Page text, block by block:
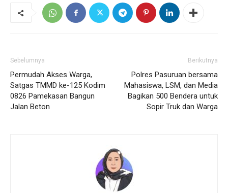
Sebelumnya
Permudah Akses Warga,
Satgas TMMD ke-125 Kodim
0826 Pamekasan Bangun
Jalan Beton
Berikutnya
Polres Pasuruan bersama
Mahasiswa, LSM, dan Media
Bagikan 500 Bendera untuk
Sopir Truk dan Warga